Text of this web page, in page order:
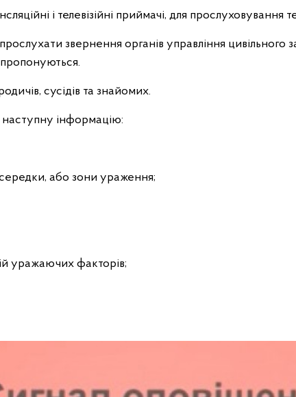
і телевізійні приймачі, для прослуховування
звернення органів управління цивільного
сусідів та знайомих.
інформацію:
або зони ураження;
уражаючих факторів;